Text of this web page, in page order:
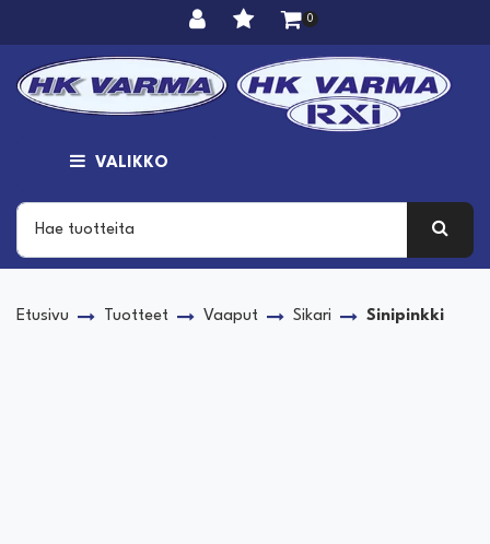
0
VALIKKO
Etusivu Tuotteet Vaaput Sikari Sinipinkki